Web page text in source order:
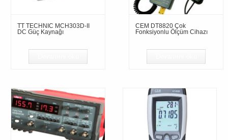
TT TECHNIC MCH303D-II
DC Güç Kaynağı
CEM DT8820 Çok
Fonksiyonlu Ölçüm Cihazı